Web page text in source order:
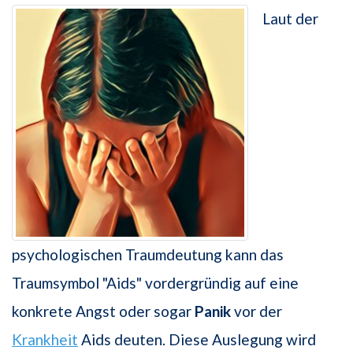
Laut der
psychologischen Traumdeutung kann das
Traumsymbol "Aids" vordergründig auf eine
konkrete Angst oder sogar Panikvor der
Krankheit Aids deuten. Diese Auslegung wird